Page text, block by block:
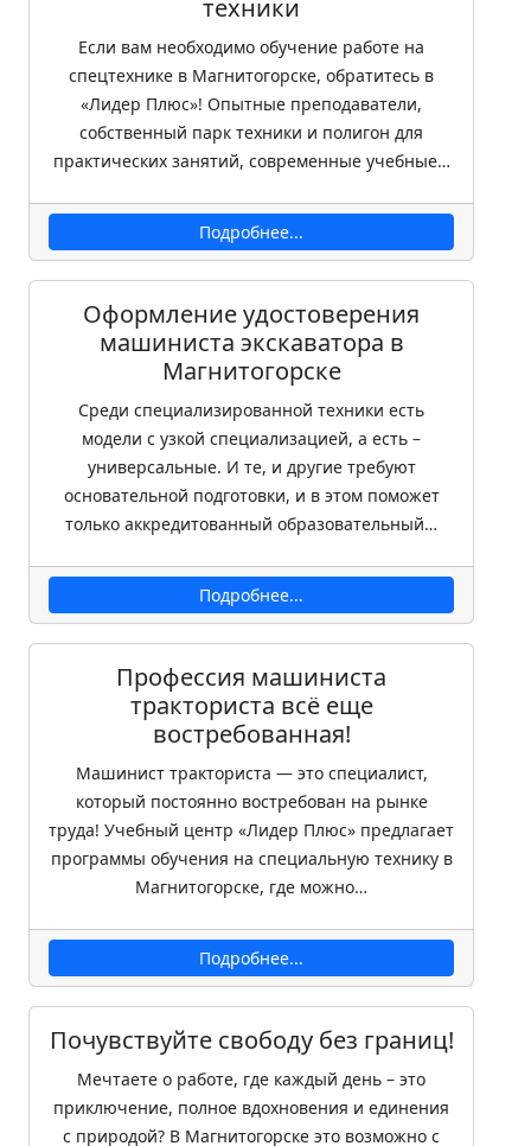
техники
Если вам необходимо обучение работе на
спецтехнике в Магнитогорске, обратитесь в
«Лидер Плюс»! Опытные преподаватели,
собственный парк техники и полигон для
практических занятий, современные учебные…
Подробнее...
Оформление удостоверения
машиниста экскаватора в
Магнитогорске
Среди специализированной техники есть
модели с узкой специализацией, а есть –
универсальные. И те, и другие требуют
основательной подготовки, и в этом поможет
только аккредитованный образовательный…
Подробнее...
Профессия машиниста
тракториста всё еще
востребованная!
Машинист тракториста — это специалист,
который постоянно востребован на рынке
труда! Учебный центр «Лидер Плюс» предлагает
программы обучения на специальную технику в
Магнитогорске, где можно…
Подробнее...
Почувствуйте свободу без границ!
Мечтаете о работе, где каждый день – это
приключение, полное вдохновения и единения
с природой? В Магнитогорске это возможно с